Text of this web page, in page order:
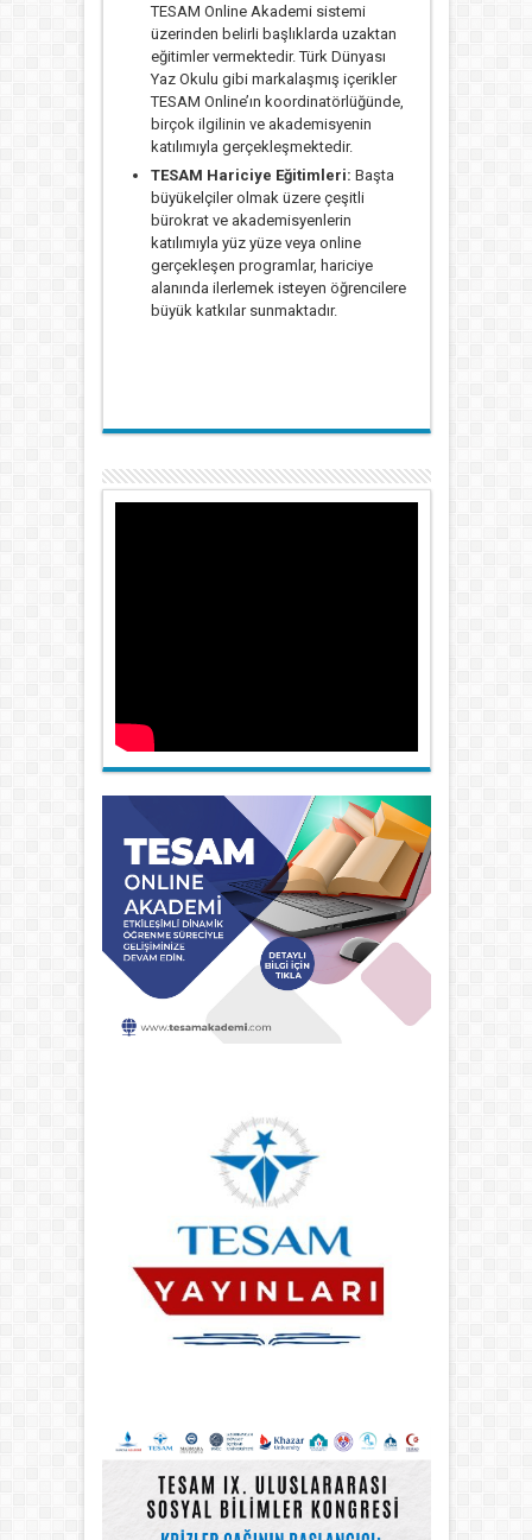
TESAM Online Akademi sistemi
üzerinden belirli başlıklarda uzaktan
eğitimler vermektedir. Türk Dünyası
Yaz Okulu gibi markalaşmış içerikler
TESAM Online’ın koordinatörlüğünde,
birçok ilgilinin ve akademisyenin
katılımıyla gerçekleşmektedir.
TESAM Hariciye Eğitimleri: Başta
büyükelçiler olmak üzere çeşitli
bürokrat ve akademisyenlerin
katılımıyla yüz yüze veya online
gerçekleşen programlar, hariciye
alanında ilerlemek isteyen öğrencilere
büyük katkılar sunmaktadır.